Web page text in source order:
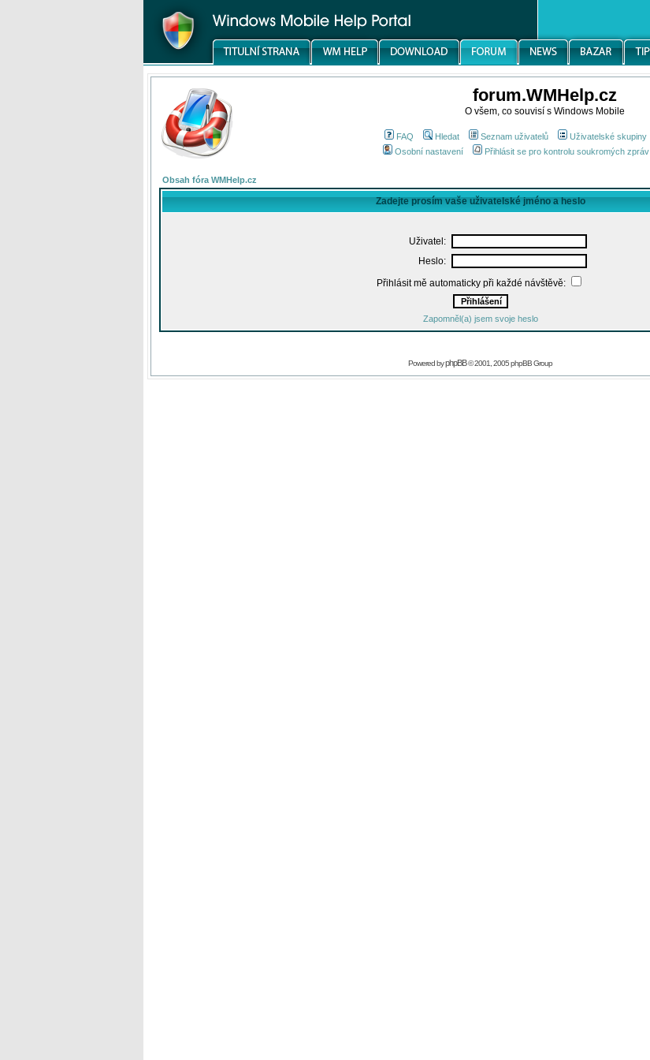
forum.WMHelp.cz
O všem, co souvisí s Windows Mobile
FAQ Hledat Seznam uživatelů Uživatelské skupiny
Osobní nastavení
Přihlásit se pro kontrolu soukromých zpráv
Obsah fóra WMHelp.cz
Zadejte prosím vaše uživatelské jméno a heslo
Uživatel:
Heslo:
Přihlásit mě automaticky při každé návštěvě:
Zapomněl(a) jsem svoje heslo
Powered byphpBB© 2001, 2005 phpBB Group